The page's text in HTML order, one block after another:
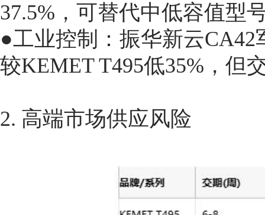
37.5%，可替代中低容值型
●工业控制：振华新云
较KEMET T495低35%，但
2. 高端市场供应风险